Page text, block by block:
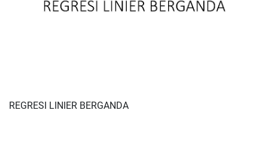
REGRESI LINIER BERGANDA